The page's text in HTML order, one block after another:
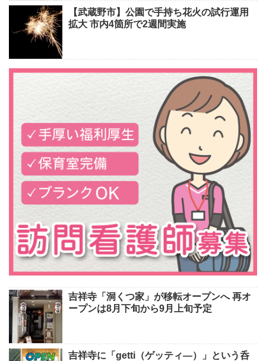
【武蔵野市】公園で手持ち花火の試行運用
拡大 市内4箇所で2週間実施
吉祥寺「洞くつ家」が移転オープンへ 再オ
ープンは8月下旬から9月上旬予定
吉祥寺に「getti（ゲッティ―）」という呑